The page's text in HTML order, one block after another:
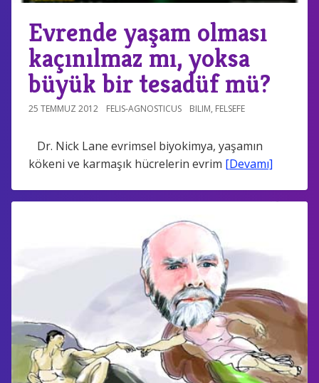
Evrende yaşam olması
kaçınılmaz mı, yoksa
büyük bir tesadüf mü?
25 TEMMUZ 2012 FELIS-AGNOSTICUS BILIM, FELSEFE
Dr. Nick Lane evrimsel biyokimya, yaşamın
kökeni ve karmaşık hücrelerin evrim [Devamı]